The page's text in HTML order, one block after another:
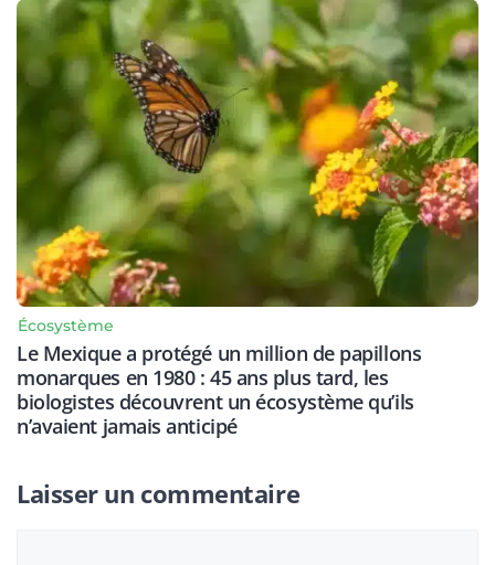
Écosystème
Le Mexique a protégé un million de papillons
monarques en 1980 : 45 ans plus tard, les
biologistes découvrent un écosystème qu’ils
n’avaient jamais anticipé
Laisser un commentaire